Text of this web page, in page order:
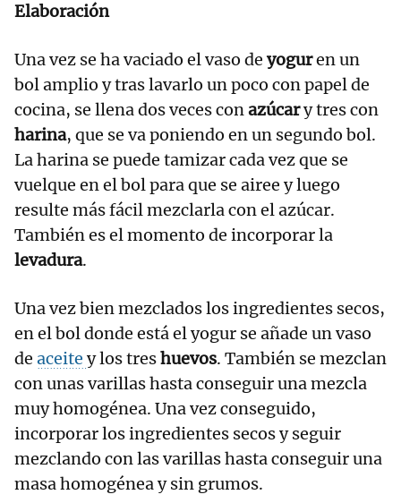
Elaboración
Una vez se ha vaciado el vaso de yoguren un
bol amplio y tras lavarlo un poco con papel de
cocina, se llena dos veces conazúcary tres con
harina, que se va poniendo en un segundo bol.
La harina se puede tamizar cada vez que se
vuelque en el bol para que se airee y luego
resulte más fácil mezclarla con el azúcar.
También es el momento de incorporar la
levadura.
Una vez bien mezclados los ingredientes secos,
en el bol donde está el yogur se añade un vaso
de aceite y los treshuevos. También se mezclan
con unas varillas hasta conseguir una mezcla
muy homogénea. Una vez conseguido,
incorporar los ingredientes secos y seguir
mezclando con las varillas hasta conseguir una
masa homogénea y sin grumos.